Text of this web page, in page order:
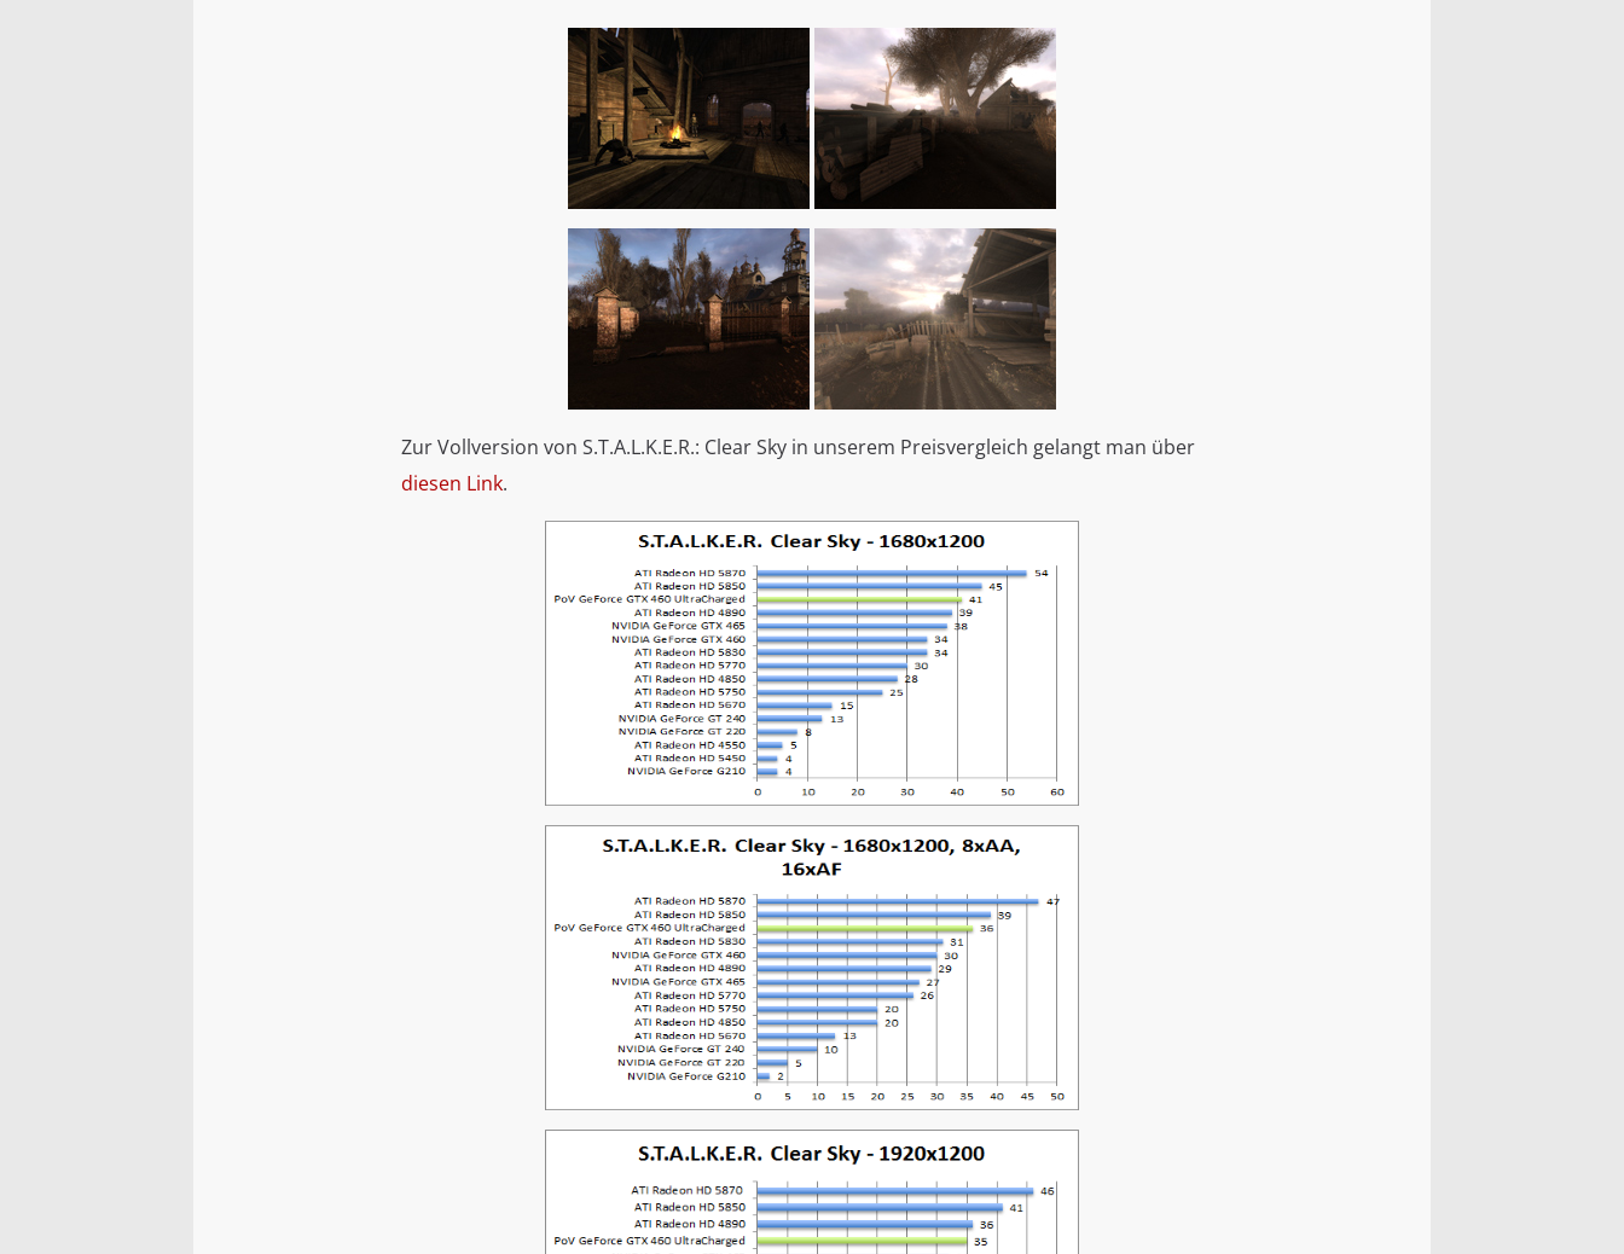
Zur Vollversion von S.T.A.L.K.E.R.: Clear Sky in unserem Preisvergleich gelangt man über
diesen Link.